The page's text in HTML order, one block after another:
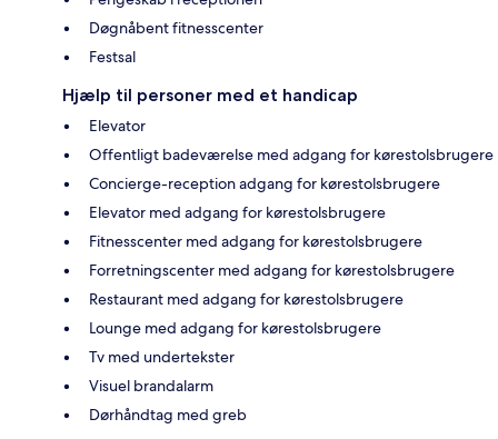
Døgnåbent fitnesscenter
Festsal
Hjælp til personer med et handicap
Elevator
Offentligt badeværelse med adgang for kørestolsbrugere
Concierge-reception adgang for kørestolsbrugere
Elevator med adgang for kørestolsbrugere
Fitnesscenter med adgang for kørestolsbrugere
Forretningscenter med adgang for kørestolsbrugere
Restaurant med adgang for kørestolsbrugere
Lounge med adgang for kørestolsbrugere
Tv med undertekster
Visuel brandalarm
Dørhåndtag med greb